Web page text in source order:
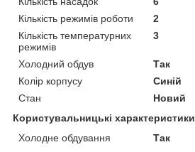
Кількість режимів роботи
2
Кількість температурних
режимів
3
Холодний обдув
Так
Колір корпусу
Синій
Стан
Новий
Користувальницькі характеристики
Холодне обдування
Так